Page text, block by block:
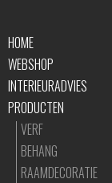
HOME
WEBSHOP
INTERIEURADVIES
PRODUCTEN
VERF
BEHANG
RAAMDECORATIE